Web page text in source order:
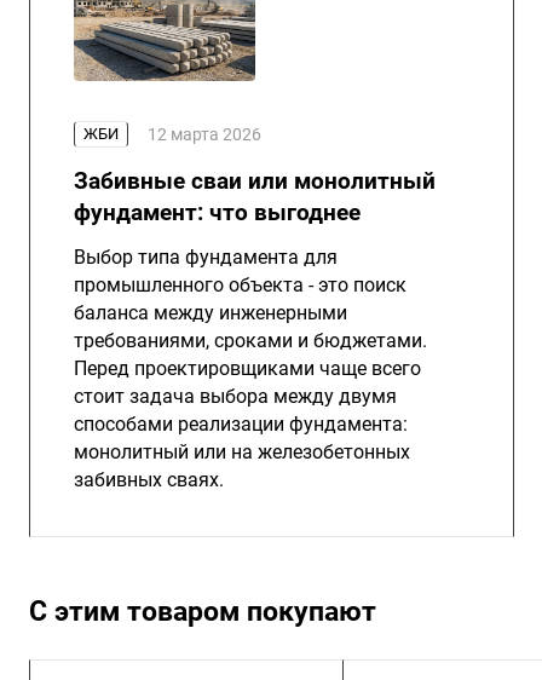
ЖБИ 12 марта 2026
Забивные сваи или монолитный
фундамент: что выгоднее
Выбор типа фундамента для
промышленного объекта - это поиск
баланса между инженерными
требованиями, сроками и бюджетами.
Перед проектировщиками чаще всего
стоит задача выбора между двумя
способами реализации фундамента:
монолитный или на железобетонных
забивных сваях.
С этим товаром покупают